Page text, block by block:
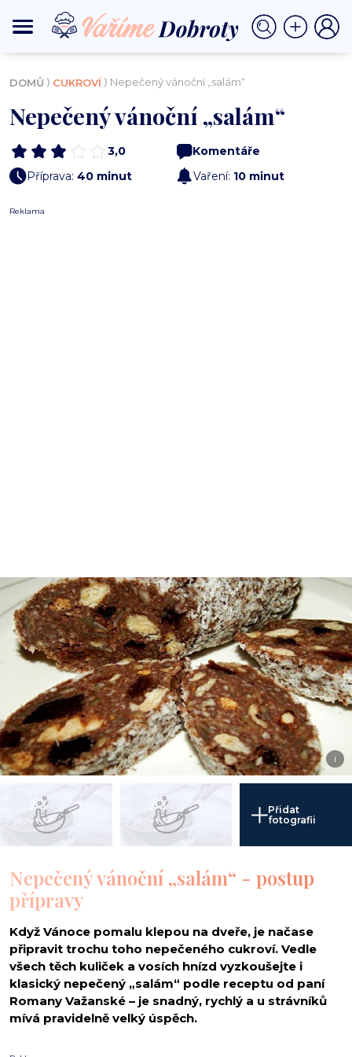
DOMŮ ⟩ CUKROVÍ ⟩ Nepečený vánoční „salám“
Nepečený vánoční „salám“
3,0
Komentáře
Příprava: 40 minut Vaření: 10 minut
Reklama
i
Přidat
fotografii
Nepečený vánoční „salám“ - postup
přípravy
Když Vánoce pomalu klepou na dveře, je načase
připravit trochu toho nepečeného cukroví. Vedle
všech těch kuliček a vosích hnízd vyzkoušejte i
klasický nepečený „salám“ podle receptu od paní
Romany Važanské – je snadný, rychlý a u strávníků
mívá pravidelně velký úspěch.